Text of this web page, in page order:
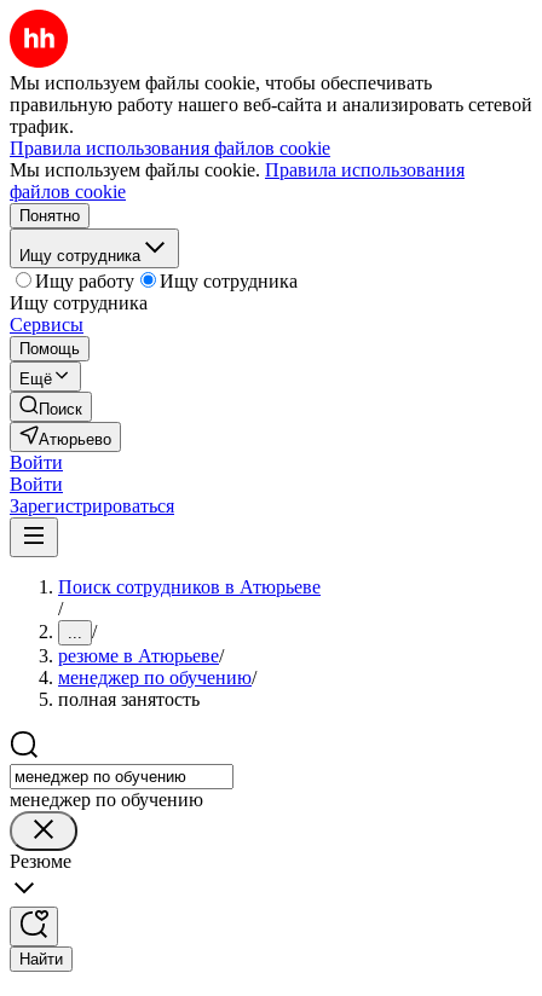
Мы используем файлы cookie, чтобы обеспечивать
правильную работу нашего веб-сайта и анализировать сетевой
трафик.
Правила использования файлов cookie
Мы используем файлы cookie. Правила использования
файлов cookie
Понятно
Ищу сотрудника
Ищу работу
Ищу сотрудника
Ищу сотрудника
Сервисы
Помощь
Ещё
Поиск
Атюрьево
Войти
Войти
Зарегистрироваться
Поиск сотрудников в Атюрьеве
/
... /
резюме в Атюрьеве/
менеджер по обучению/
полная занятость
менеджер по обучению
Резюме
Найти